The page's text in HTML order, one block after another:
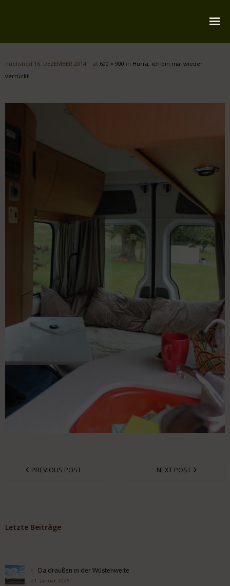
Über mich
Kontakt
Published 16. DEZEMBER 2014 at 600 × 900 in Hurra, ich bin mal wieder
verrückt
PREVIOUS POST NEXT POST
Letzte Beiträge
Da draußen in der Wüstenweite
21. Januar 2026